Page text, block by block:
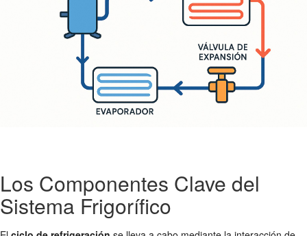
Los Componentes Clave del
Sistema Frigorífico